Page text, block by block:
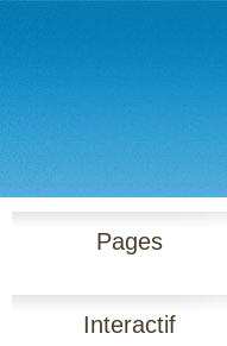
Pages
Interactif